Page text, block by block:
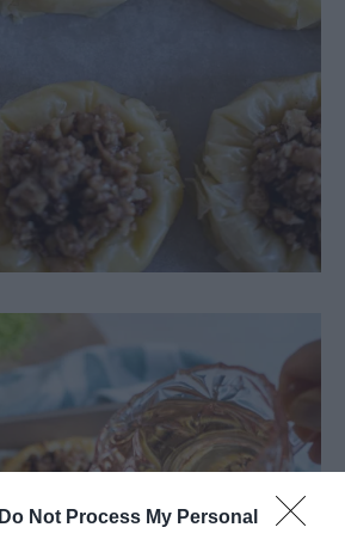
Do Not Process My Personal